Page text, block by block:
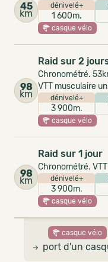
45
km
dénivelé+
1 600m.
casque vélo
98
km
Raid sur 2
Chronométré.
VTT musculaire
dénivelé+
3 900m.
casque vélo
98
km
Raid sur 1 jour
Chronométré.
dénivelé+
3 900m.
casque vélo
casque vélo
port d'un